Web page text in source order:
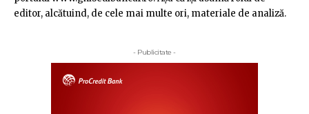
editor, alcătuind, de cele mai multe ori, materiale de analiză.
- Publicitate -